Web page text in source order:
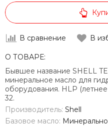
В сравнение В
О ТОВАРЕ:
Бывшее название SHELL
минеральное масло для
оборудования. HLP
32.
Производитель: Shell
Базовое масло: